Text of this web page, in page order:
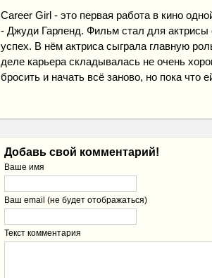
Career Girl - это первая работа в кино
- Джуди Гарленд. Фильм стал для
успех. В нём актриса сыграла главную
деле карьера складывалась не очень
бросить и начать всё заново, но пока что
Добавь свой комментарий!
Ваше имя
Ваш email (не будет отображаться)
Текст комментария